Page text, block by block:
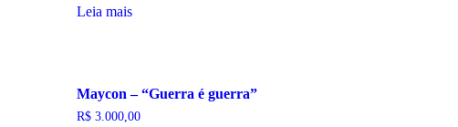
Leia mais
Maycon – “Guerra é guerra”
R$3.000,00